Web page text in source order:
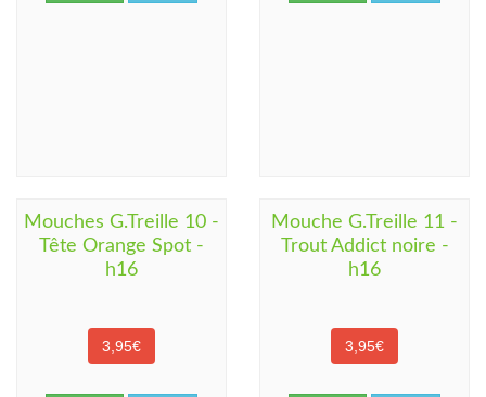
Mouches G.Treille 10 -
Tête Orange Spot -
h16
3,95€
Mouche G.Treille 11 -
Trout Addict noire -
h16
3,95€